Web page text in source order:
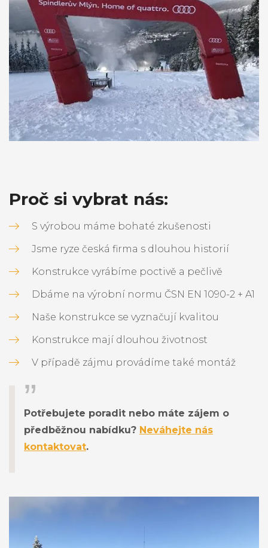
Proč si vybrat nás:
S výrobou máme bohaté zkušenosti
Jsme ryze česká firma s dlouhou historií
Konstrukce vyrábíme poctivě a pečlivě
Dbáme na výrobní normu ČSN EN 1090-2 + A1
Naše konstrukce se vyznačují kvalitou
Konstrukce mají dlouhou životnost
V případě zájmu provádíme také montáž
Potřebujete poradit nebo máte zájem o
předběžnou nabídku? Neváhejte nás
kontaktovat.